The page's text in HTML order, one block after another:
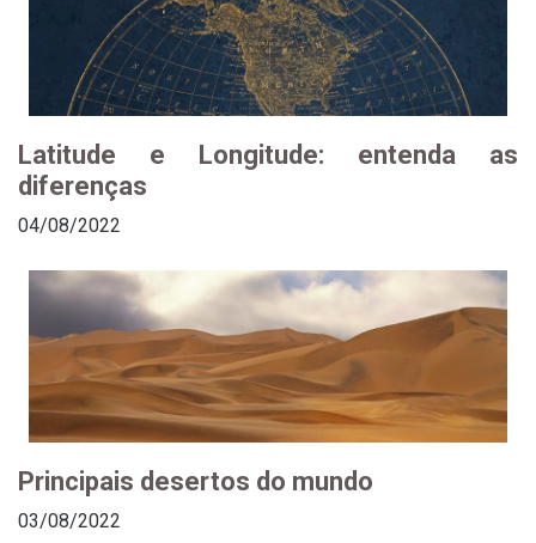
Latitude e Longitude: entenda as
diferenças
04/08/2022
Principais desertos do mundo
03/08/2022